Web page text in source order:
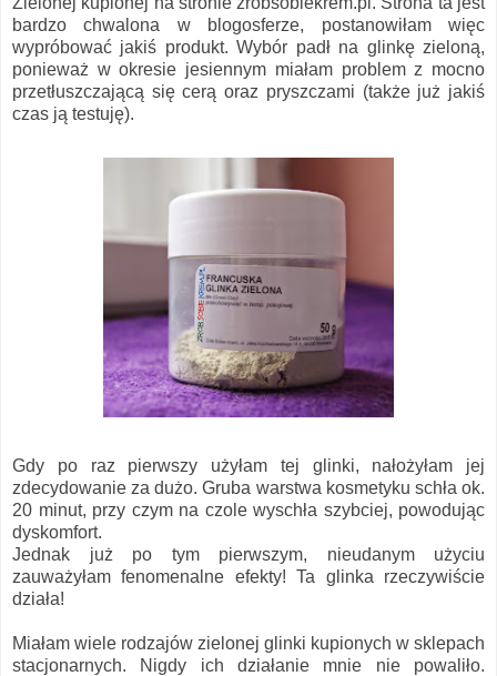
bardzo chwalona w blogosferze, postanowiłam więc
wypróbować jakiś produkt. Wybór padł na glinkę zieloną,
ponieważ w okresie jesiennym miałam problem z mocno
przetłuszczającą się cerą oraz pryszczami (także już jakiś
czas ją testuję).
Gdy po raz pierwszy użyłam tej glinki, nałożyłam jej
zdecydowanie za dużo. Gruba warstwa kosmetyku schła ok.
20 minut, przy czym na czole wyschła szybciej, powodując
dyskomfort.
Jednak już po tym pierwszym, nieudanym użyciu
zauważyłam fenomenalne efekty! Ta glinka rzeczywiście
działa!
Miałam wiele rodzajów zielonej glinki kupionych w sklepach
stacjonarnych. Nigdy ich działanie mnie nie powaliło.